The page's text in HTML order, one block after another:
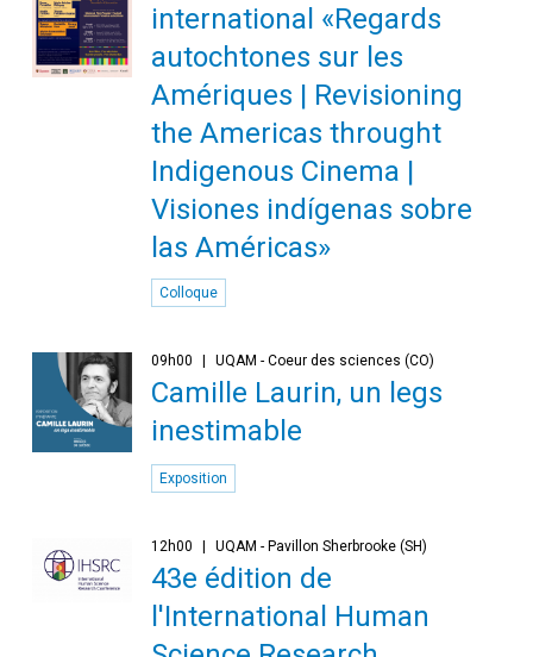
international «Regards
autochtones sur les
Amériques | Revisioning
the Americas throught
Indigenous Cinema |
Visiones indígenas sobre
las Américas»
Colloque
09h00 UQAM - Coeur des sciences (CO)
Camille Laurin, un legs
inestimable
Exposition
12h00 UQAM - Pavillon Sherbrooke (SH)
43e édition de
l'International Human